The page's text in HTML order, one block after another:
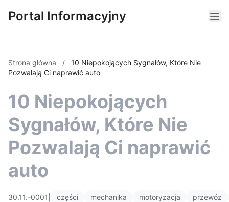
Portal Informacyjny
Strona główna /
10 Niepokojących Sygnałów, Które Nie
Pozwalają Ci naprawić auto
10 Niepokojących
Sygnałów, Które Nie
Pozwalają Ci naprawić
auto
30.11.-0001 części mechanika motoryzacja przewóz